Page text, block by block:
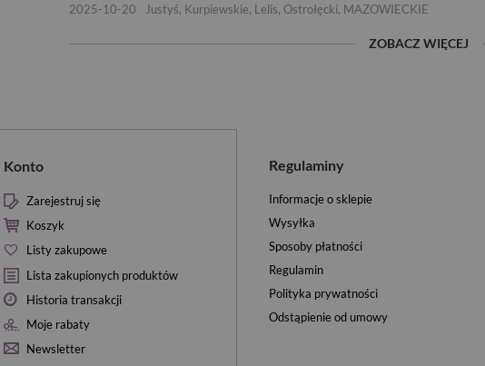
2025-10-20 Justyś, Kurpiewskie, Lelis, Ostrołęcki, MAZOWIECKIE
ZOBACZ WIĘCEJ
Konto
Zarejestruj się
Koszyk
Listy zakupowe
Lista zakupionych produktów
Historia transakcji
Moje rabaty
Newsletter
Regulaminy
Informacje o sklepie
Wysyłka
Sposoby płatności
Regulamin
Polityka prywatności
Odstąpienie od umowy